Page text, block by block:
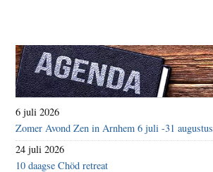
6 juli 2026
Zomer Avond Zen in Arnhem 6 juli -31 augustus
24 juli 2026
10 daagse Chöd retreat